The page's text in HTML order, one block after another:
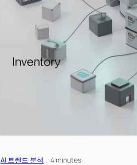
AI 트렌드 분석 ﹒ 4 minutes